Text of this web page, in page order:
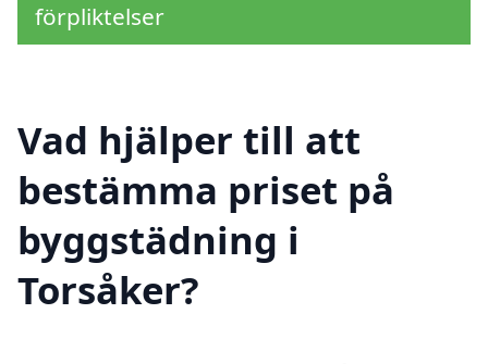
förpliktelser
Vad hjälper till att
bestämma priset på
byggstädning i
Torsåker?